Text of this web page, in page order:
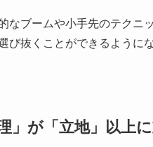
なブームや小手先のテクニ
抜くことができるようにな
」が「立地」以上